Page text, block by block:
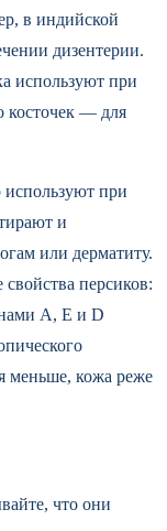
в индийской
дизентерии.
используют при
косточек — для
при
и
или дерматиту.
персиков:
A, E и D
меньше, кожа реже
что они